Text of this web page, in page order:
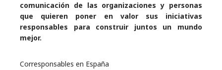
comunicación de las organizaciones y personas
que quieren poner en valor sus iniciativas
responsables para construir juntos un mundo
mejor.
Corresponsables en España